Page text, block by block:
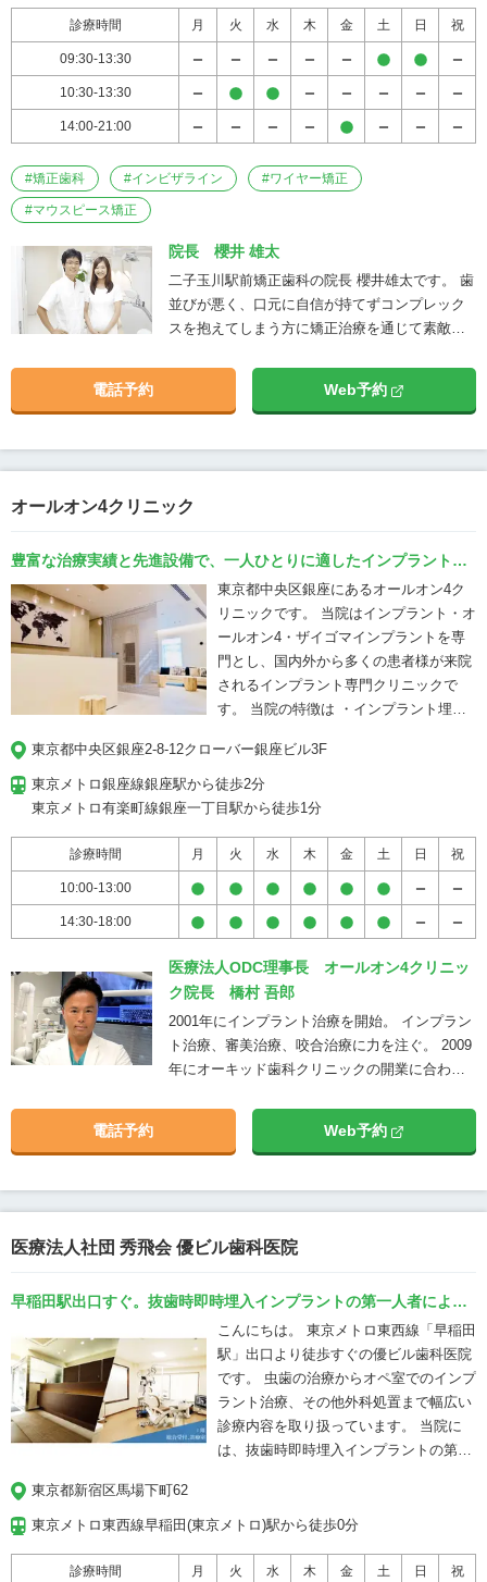
診療時間 月 火 水 木 金 土 日 祝
09:30-13:30
10:30-13:30
14:00-21:00
#矯正歯科 #インビザライン #ワイヤー矯正
#マウスピース矯正
できます。また、矯正治療には2年間の
保証を設け、治療後の後戻りや不具合が
ないかを確認するメンテナンスを行って
います。 ・マウスピース型矯正インビザ
ラインと裏側矯正を得意としています！
透明なマウスピース型矯正装置を使用し
たインビザラインと歯の裏面に装置をつ
ける裏側矯正を得意としています。 二子
す。インビザラインには、7つのランク
が設定されており、当院はトップクラス
にあたる「ダイヤモンドプロバイダー」
の認定を受けています。インビザライン
例以上行った医院が認定されます。 二子
玉川駅前矯正歯科では、「裏側矯正治療
会（WSLO）の認定医の資格も取得して
駅前矯正歯科では表側矯正と一切変わり
に！ 部分矯正であれば気になる部分だけ
きれいにすることができます。二子玉川
駅前矯正歯科には、部分矯正の経験が豊
富な歯科医師が在籍しています。歯列矯
正には2～3年ぐらいかかるイメージが強
いかもしれませんが、部分矯正であれば
全体矯正と違い、最短数カ月できれいに
正ができないこともありますが、難しい
場合には正直に患者さんに伝えします。
・通いやすさも抜群！ 二子玉川駅から徒
歩２分という駅近な立地で、土日診療も
行ってるうえ、平日も２０時までという
ことで、お仕事のある方でもスケジュー
ルが合わせやすく通いやすいのが特徴で
す。
院長 櫻井 雄太
二子玉川駅前矯正歯科の院長 櫻井雄太です。 歯
並びが悪く、口元に自信が持てずコンプレック
スを抱えてしまう方に矯正治療を通じて素敵な
きたいと考え治療をしております。 当院では、
患者様に少しでも心地よく治療を受けていただ
心がけています。 矯正治療をご希望の際はぜ
ひ、お気軽にご相談にいらしてください。
電話予約 Web予約
オールオン4クリニック
東京都中央区銀座2-8-12クローバー銀座ビル3F
東京メトロ銀座線銀座駅から徒歩2分
東京メトロ有楽町線銀座一丁目駅から徒歩1分
診療時間 月 火 水 木 金 土 日 祝
10:00-13:00
14:30-18:00
豊富な治療実績と先進設備で、一人ひとりに適したインプラント治
療を提供
東京都中央区銀座にあるオールオン4ク
リニックです。 当院はインプラント・オ
ールオン4・ザイゴマインプラントを専
門とし、国内外から多くの患者様が来院
されるインプラント専門クリニックで
す。 当院の特徴は ・インプラント埋入
ト累計1,000本以上 ・ノーベルバイオケ
ア社公認インストラクターが治療を担当
・国内外で講演・LIVEオペを実施 ・他
対応 ・歯科用CTやインプラントナビゲ
ーションシステムなど先進設備を導入 患
者様一人ひとりのお口の状態やご希望に
合わせた治療計画をご提案し、見た目だ
的な安定性まで考えたインプラント治療
を行っています。 「骨が少ないと言われ
た」「他院で治療が難しいと診断され
た」といった方も、まずはお気軽に無料
カウンセリングへご相談ください。 東京
ックです。 当院はインプラント・オール
オン4・ザイゴマインプラントを専門と
るインプラント専門クリニックです。 当
院の特徴は ・インプラント埋入実績
10,000本以上 ・ザイゴマインプラント累
計1,000本以上 ・ノーベルバイオケア社
内外で講演・LIVEオペを実施 ・他院で
治療が難しいと言われた難症例にも対応
・歯科用CTやインプラントナビゲーショ
ンシステムなど先進設備を導入 患者様一
人ひとりのお口の状態やご希望に合わせ
た治療計画をご提案し、見た目だけでな
く、しっかり噛める機能性や長期的な安
「他院で治療が難しいと診断された」と
セリングへご相談ください。
医療法人ODC理事長 オールオン4クリニッ
ク院長 橋村 吾郎
2001年にインプラント治療を開始。 インプラン
ト治療、審美治療、咬合治療に力を注ぐ。 2009
年にオーキッド歯科クリニックの開業に合わせ
インプラント治療を開始。Dr.橋村の治療技術を
求め、日本各地や海外から来院を希望する患者
め、国内外で多数の公演を開催し現在ではノー
ベルバイオケア公認インストラクターとして活
動中。 同時に自身が主催を務めるスタディーグ
ループで、インプラント治療、オールオン4、ザ
上に尽力している。
電話予約 Web予約
医療法人社団 秀飛会 優ビル歯科医院
東京都新宿区馬場下町62
東京メトロ東西線早稲田(東京メトロ)駅から徒歩0分
診療時間 月 火 水 木 金 土 日 祝
早稲田駅出口すぐ。抜歯時即時埋入インプラントの第一人者による
こんにちは。 東京メトロ東西線「早稲田
駅」出口より徒歩すぐの優ビル歯科医院
です。 虫歯の治療からオペ室でのインプ
ラント治療、その他外科処置まで幅広い
診療内容を取り扱っています。 当院に
は、抜歯時即時埋入インプラントの第一
長期間にわたって治療があり、患者様に
埋入インプラントでは抜歯をしたその日